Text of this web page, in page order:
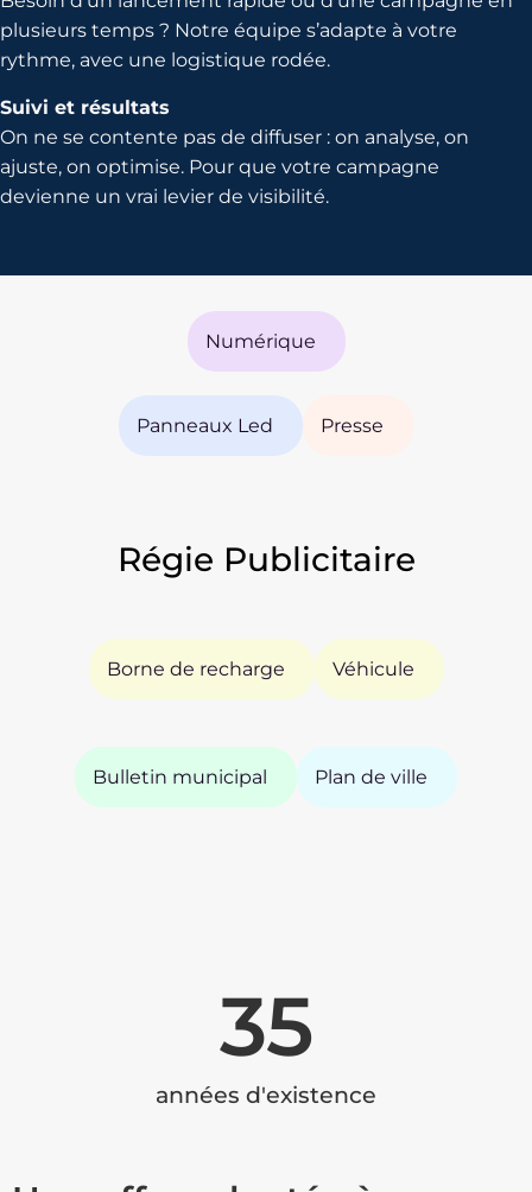
plusieurs temps ? Notre équipe s’adapte à votre
rythme, avec une logistique rodée.
Suivi et résultats
On ne se contente pas de diffuser : on analyse, on
ajuste, on optimise. Pour que votre campagne
devienne un vrai levier de visibilité.
Numérique
Panneaux Led Presse
Régie Publicitaire
Borne de recharge Véhicule
Bulletin municipal Plan de ville
années d'existence
35